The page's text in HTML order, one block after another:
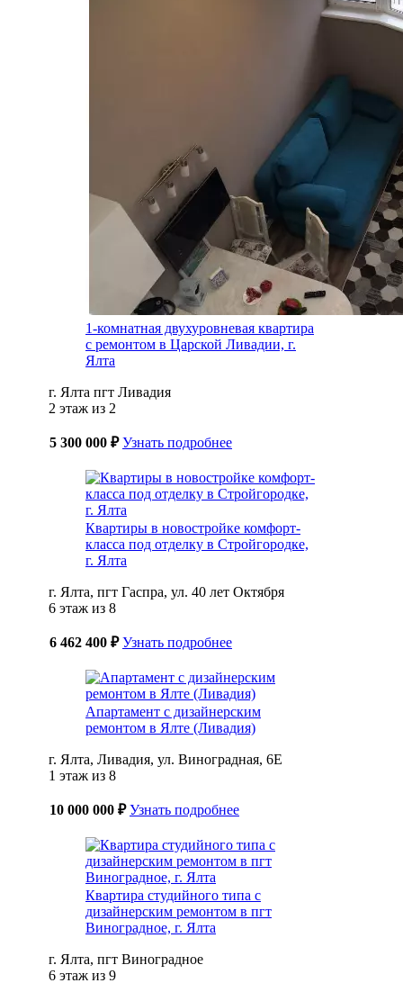
1-комнатная двухуровневая квартира
с ремонтом в Царской Ливадии, г.
Ялта
г. Ялта пгт Ливадия
2 этаж из 2
5 300 000 ₽ Узнать подробнее
Квартиры в новостройке комфорт-
класса под отделку в Стройгородке,
г. Ялта
г. Ялта, пгт Гаспра, ул. 40 лет Октября
6 этаж из 8
6 462 400 ₽ Узнать подробнее
Апартамент с дизайнерским
ремонтом в Ялте (Ливадия)
г. Ялта, Ливадия, ул. Виноградная, 6Е
1 этаж из 8
10 000 000 ₽ Узнать подробнее
Квартира студийного типа с
дизайнерским ремонтом в пгт
Виноградное, г. Ялта
г. Ялта, пгт Виноградное
6 этаж из 9